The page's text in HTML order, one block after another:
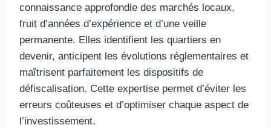
connaissance approfondie des marchés locaux,
fruit d’années d’expérience et d’une veille
permanente. Elles identifient les quartiers en
devenir, anticipent les évolutions réglementaires et
maîtrisent parfaitement les dispositifs de
défiscalisation. Cette expertise permet d’éviter les
erreurs coûteuses et d’optimiser chaque aspect de
l’investissement.